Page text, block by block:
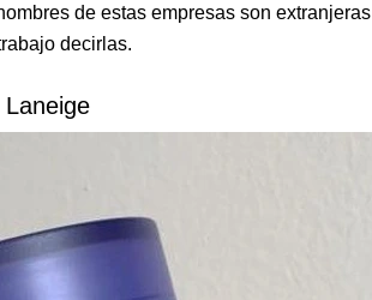
de estas empresas son extranjeras
decirlas.